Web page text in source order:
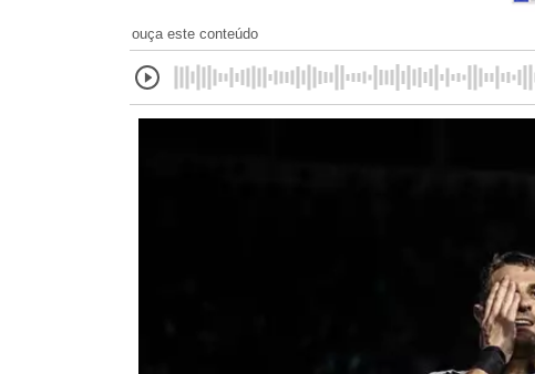
ouça este conteúdo